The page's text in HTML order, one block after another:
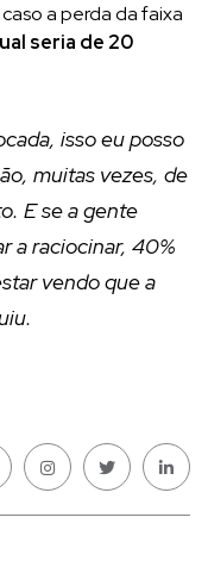
a perda da faixa
seria de 20
isso eu posso
muitas vezes, de
E se a gente
a raciocinar, 40%
vendo que a